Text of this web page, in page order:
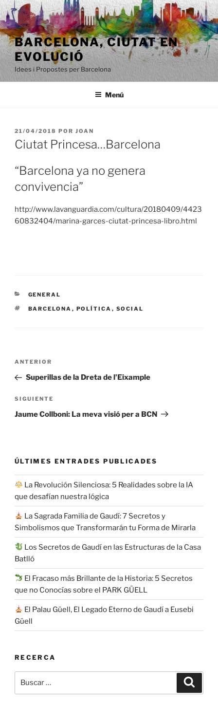
Saltar
al
contenido
BARCELONA, ​​CIUTAT EN
EVOLUCIÓ
Idees i Propostes per Barcelona
Menú
PUBLICADO
EL
21/04/2018 POR JOAN
Ciutat Princesa…Barcelona
“Barcelona ya no genera
convivencia”
http://www.lavanguardia.com/cultura/20180409/4423
60832404/marina-garces-ciutat-princesa-libro.html
CATEGORÍAS
GENERAL
ETIQUETAS
BARCELONA , POLÍTICA , SOCIAL
Navegación
entradas
Entrada
anterior:
ANTERIOR
Superillas de la Dreta de l’Eixample
Siguiente
entrada
SIGUIENTE
Jaume Collboni: La meva visió per a BCN
ÚLTIMES ENTRADES PUBLICADES
La Revolución Silenciosa: 5 Realidades sobre la IA
que desafían nuestra lógica
La Sagrada Familia de Gaudí: 7 Secretos y
Simbolismos que Transformarán tu Forma de Mirarla
Los Secretos de Gaudí en las Estructuras de la Casa
Batlló
El Fracaso más Brillante de la Historia: 5 Secretos
que no Conocías sobre el PARK GÜELL
El Palau Güell, El Legado Eterno de Gaudí a Eusebi
Güell
RECERCA
por: